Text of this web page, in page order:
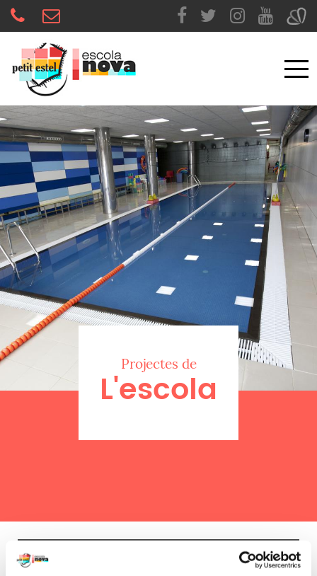
Projectes de
L'escola